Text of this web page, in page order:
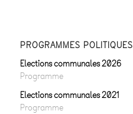
PROGRAMMES POLITIQUES
Elections communales 2026
Programme
Elections communales 2021
Programme